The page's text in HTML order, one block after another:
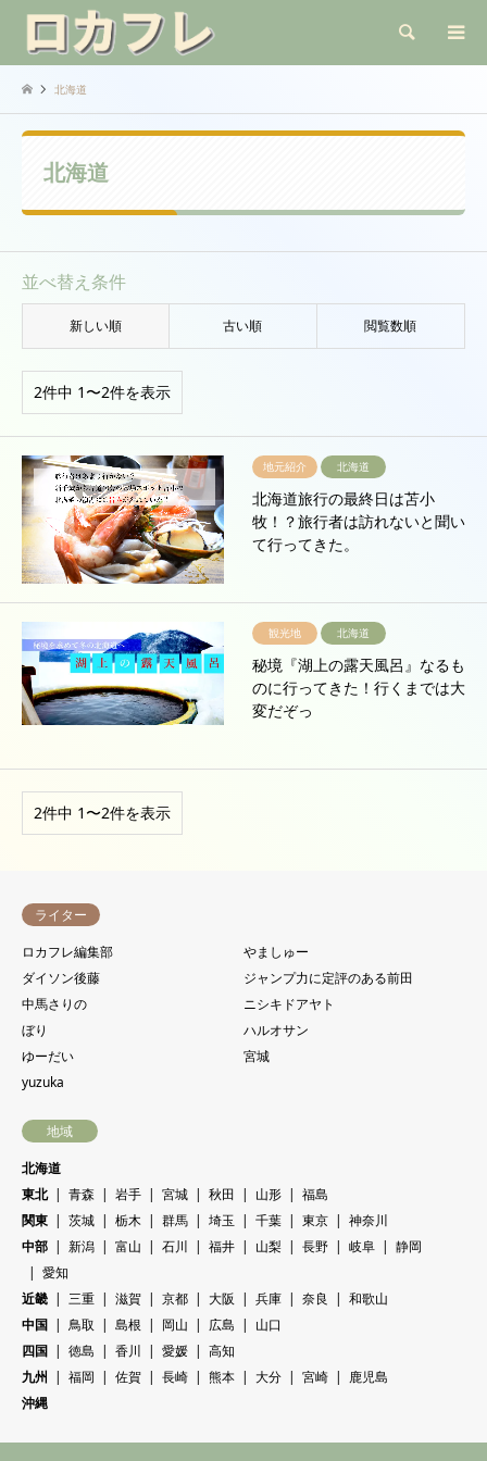
検索
北海道
北海道
並べ替え条件
新しい順 古い順 閲覧数順
2件中 1〜2件を表示
地元紹介 北海道
北海道旅行の最終日は苫小
牧！？旅行者は訪れないと聞い
て行ってきた。
観光地 北海道
秘境『湖上の露天風呂』なるも
のに行ってきた！行くまでは大
変だぞっ
2件中 1〜2件を表示
ライター
ロカフレ編集部
やましゅー
ダイソン後藤
ジャンプ力に定評のある前田
中馬さりの
ニシキドアヤト
ぼり
ハルオサン
ゆーだい
宮城
yuzuka
地域
北海道
東北
青森 岩手 宮城 秋田 山形
福島
関東
茨城 栃木 群馬 埼玉 千葉 東京
神奈川
中部
新潟 富山 石川 福井 山梨 長野 岐阜
静岡
愛知
近畿
三重 滋賀 京都 大阪 兵庫 奈良
和歌山
中国
鳥取 島根 岡山 広島
山口
四国
徳島 香川 愛媛
高知
九州
福岡 佐賀 長崎 熊本 大分 宮崎
鹿児島
沖縄